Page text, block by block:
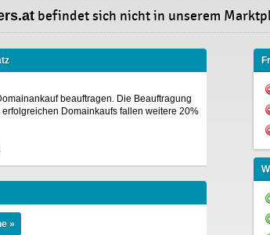
befindet sich nicht in unserem
beauftragen. Die Beauftragung
Domainkaufs fallen weitere 20%